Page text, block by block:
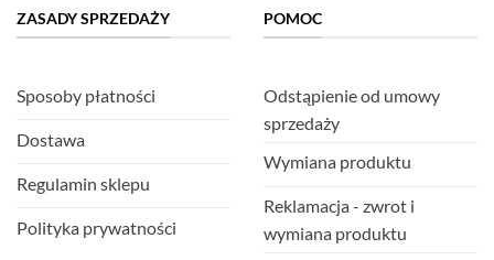
ZASADY SPRZEDAŻY
Sposoby płatności
Dostawa
Regulamin sklepu
Polityka prywatności
POMOC
Odstąpienie od umowy
sprzedaży
Wymiana produktu
Reklamacja - zwrot i
wymiana produktu